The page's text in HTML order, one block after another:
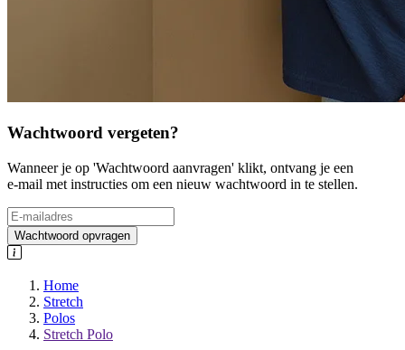
Wachtwoord vergeten?
Wanneer je op 'Wachtwoord aanvragen' klikt, ontvang je een
e-mail met instructies om een nieuw wachtwoord in te stellen.
Wachtwoord opvragen
Home
Stretch
Polos
Stretch Polo